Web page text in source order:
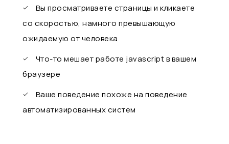
Вы просматриваете страницы и кликаете
со скоростью, намного превышающую
ожидаемую от человека
Что-то мешает работе javascript в вашем
браузере
Ваше поведение похоже на поведение
автоматизированных систем